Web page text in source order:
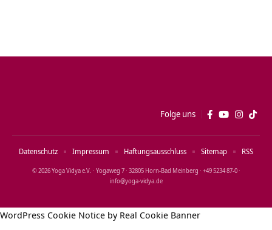
Folge uns
© 2026 Yoga Vidya e.V. · Yogaweg 7 · 32805 Horn‑Bad Meinberg · +49 5234 87‑0 ·
info@yoga‑vidya.de
Datenschutz Impressum Haftungsausschluss Sitemap RSS
WordPress Cookie Notice by Real Cookie Banner